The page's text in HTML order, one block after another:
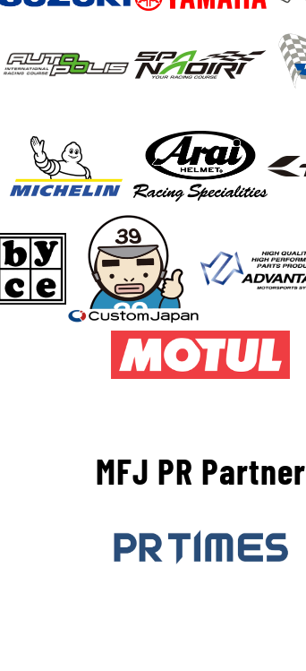
MFJ PR Partner